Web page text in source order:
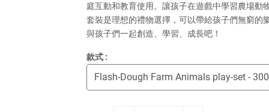
庭互動和教育使用。讓孩子在遊戲中學習農場
套裝是理想的禮物選擇，可以帶給孩子們無窮的
與孩子們一起創造、學習、成長吧！
款式 :